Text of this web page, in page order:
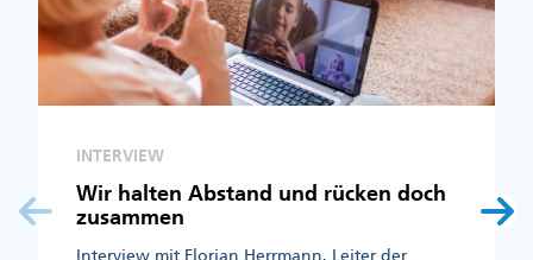
INTERVIEW
Wir halten Abstand und rücken doch
zusammen
Interview mit Florian Herrmann, Leiter der